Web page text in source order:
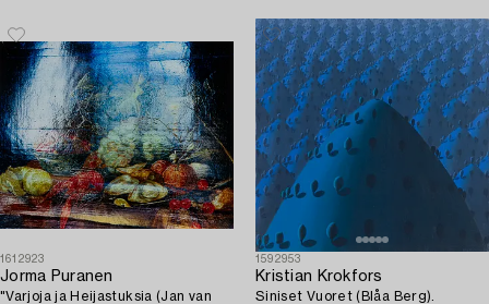
1612923
Jorma Puranen
"Varjoja ja Heijastuksia (Jan van
1592953
Kristian Krokfors
Siniset Vuoret (Blåa Berg).